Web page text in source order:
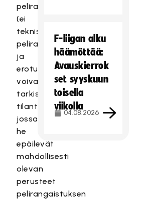
pelirangaistuksen
(ei
teknisiä
pelirangaistuksia)
ja
erotuomarit
voivat
tarkistaa
tilanteen,
jossa
he
epäilevät
mahdollisesti
olevan
perusteet
pelirangaistuksen
F-liigan alku
häämöttää:
Avauskierrok
set syyskuun
toisella
viikolla
04.08.2026